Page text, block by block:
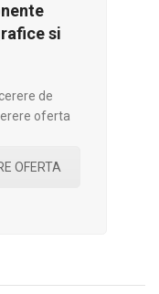
si
de
oferta
OFERTA